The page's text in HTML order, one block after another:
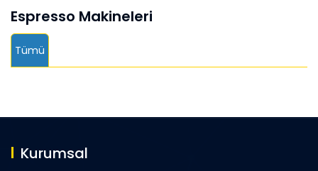
Espresso Makineleri
Tümü
Kurumsal